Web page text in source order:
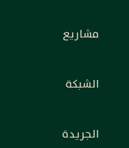
مشاريع
الشبكة
الجريدة